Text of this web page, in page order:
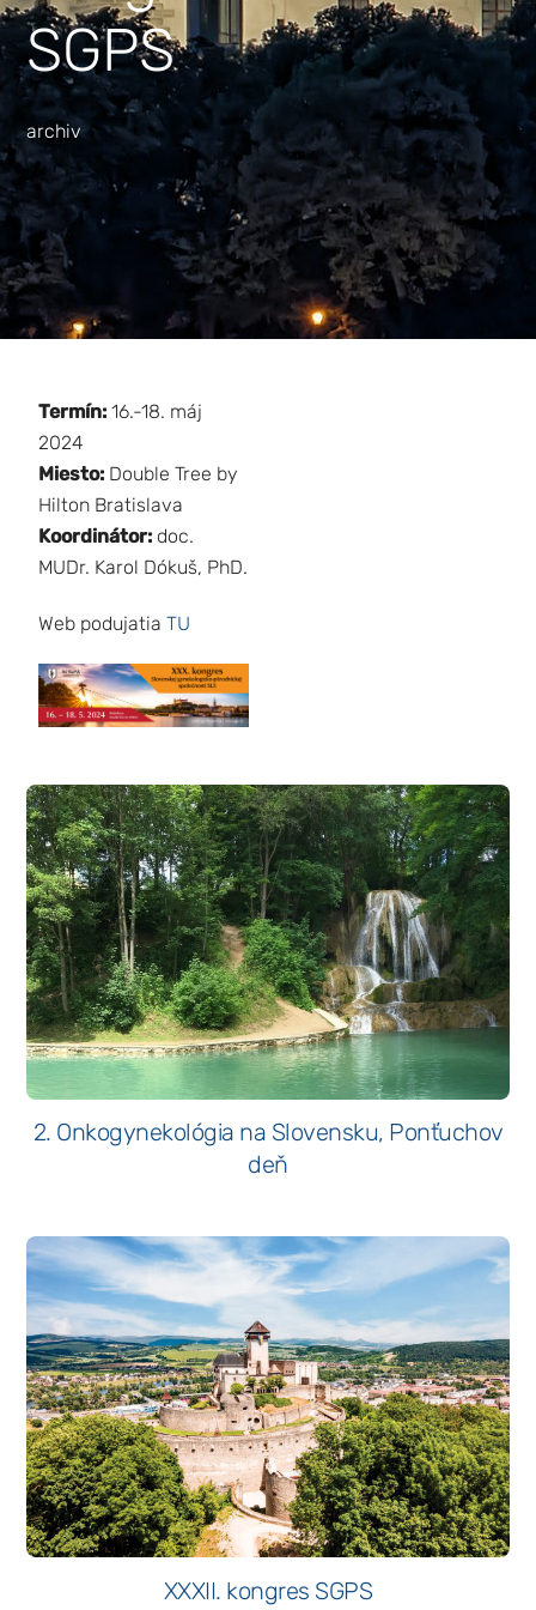
SGPS
archiv
Termín: 16.-18. máj
2024
Miesto: Double Tree by
Hilton Bratislava
Koordinátor: doc.
MUDr. Karol Dókuš, PhD.
Web podujatiaTU
2. Onkogynekológia na Slovensku, Ponťuchov
deň
XXXII. kongres SGPS